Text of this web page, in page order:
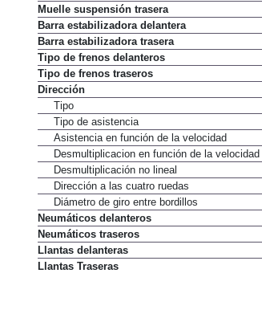
Muelle suspensión trasera
Barra estabilizadora delantera
Barra estabilizadora trasera
Tipo de frenos delanteros
Tipo de frenos traseros
Dirección
Tipo
Tipo de asistencia
Asistencia en función de la velocidad
Desmultiplicacion en función de la velocidad
Desmultiplicación no lineal
Dirección a las cuatro ruedas
Diámetro de giro entre bordillos
Neumáticos delanteros
Neumáticos traseros
Llantas delanteras
Llantas Traseras